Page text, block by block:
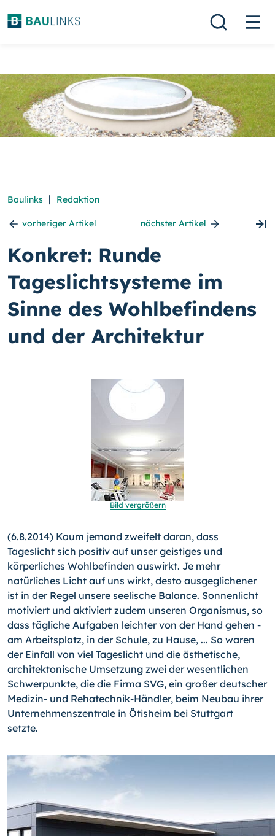
Baulinks | Redaktion
vorheriger Artikel nächster Artikel
Konkret: Runde
Tageslichtsysteme im
Sinne des Wohlbefindens
und der Architektur
Bild vergrößern
(6.8.2014) Kaum jemand zweifelt daran, dass
Tageslicht sich positiv auf unser geistiges und
körperliches Wohlbefinden aus­wirkt. Je mehr
natürliches Licht auf uns wirkt, desto ausgegli­chener
ist in der Regel unsere seelische Balance. Sonnenlicht
motiviert und aktiviert zudem unseren Organismus, so
dass tägliche Aufgaben leichter von der Hand gehen -
am Arbeits­platz, in der Schule, zu Hause, ... So waren
der Einfall von viel Tageslicht und die ästhetische,
architektonische Umset­zung zwei der wesentlichen
Schwerpunkte, die die Firma SVG, ein großer deutscher
Medizin- und Rehatechnik-Händler, beim Neubau ihrer
Unternehmenszentrale in Ötisheim bei Stuttgart
setzte.